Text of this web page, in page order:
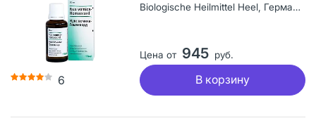
6
Biologische Heilmittel Heel, Германия
Цена от 945 руб.
В корзину